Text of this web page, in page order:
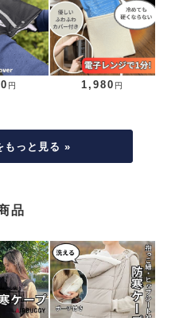
円 1,980 円
もっと見る »
品